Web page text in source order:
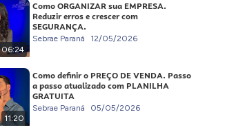
06:24
Como ORGANIZAR sua EMPRESA.
Reduzir erros e crescer com
SEGURANÇA.
Sebrae Paraná 12/05/2026
11:20
Como definir o PREÇO DE VENDA. Passo
a passo atualizado com PLANILHA
GRATUITA
Sebrae Paraná 05/05/2026